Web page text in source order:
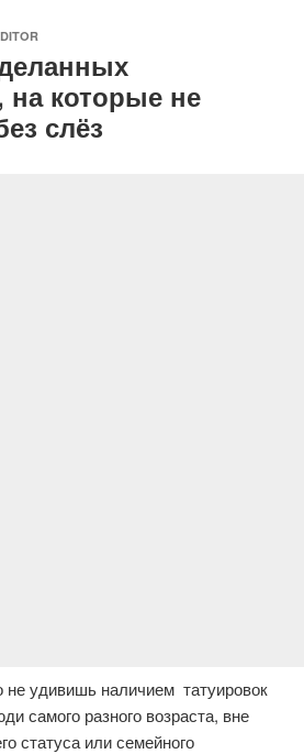
на которые не
слёз
не удивишь наличием татуировок
самого разного возраста, вне
статуса или семейного